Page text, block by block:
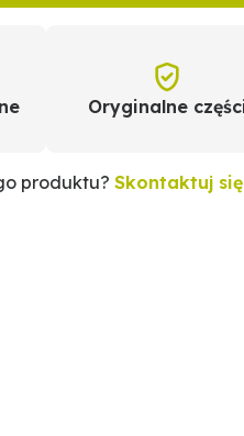
Oryginalne
produktu?Skontaktuj